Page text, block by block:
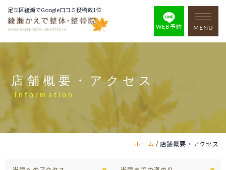
足立区綾瀬でGoogle口コミ投稿数1位
WEB予約 MENU
店舗概要・アクセス
information
ホーム / 店舗概要・アクセス